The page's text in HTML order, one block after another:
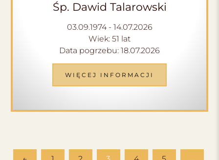
Śp. Dawid Talarowski
03.09.1974 - 14.07.2026
Wiek: 51 lat
Data pogrzebu: 18.07.2026
WIĘCEJ INFORMACJI